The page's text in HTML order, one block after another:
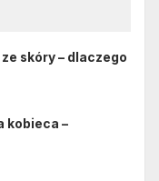
skóry – dlaczego
kobieca –